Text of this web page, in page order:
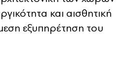
και αισθητική
εξυπηρέτηση του